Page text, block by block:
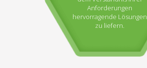
Anforderungen
hervorragende Lösungen
zu liefern.